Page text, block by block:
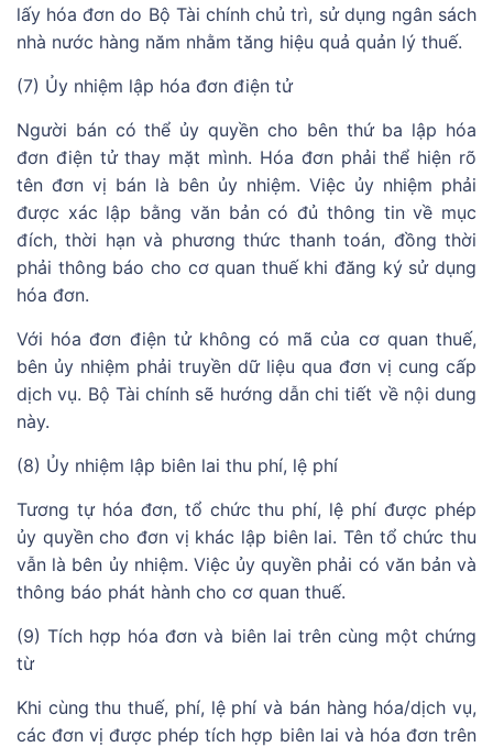
lấy hóa đơn do Bộ Tài chính chủ trì, sử dụng ngân sách
nhà nước hàng năm nhằm tăng hiệu quả quản lý thuế.
(7) Ủy nhiệm lập hóa đơn điện tử
Người bán có thể ủy quyền cho bên thứ ba lập hóa
đơn điện tử thay mặt mình. Hóa đơn phải thể hiện rõ
tên đơn vị bán là bên ủy nhiệm. Việc ủy nhiệm phải
được xác lập bằng văn bản có đủ thông tin về mục
đích, thời hạn và phương thức thanh toán, đồng thời
phải thông báo cho cơ quan thuế khi đăng ký sử dụng
hóa đơn.
Với hóa đơn điện tử không có mã của cơ quan thuế,
bên ủy nhiệm phải truyền dữ liệu qua đơn vị cung cấp
dịch vụ. Bộ Tài chính sẽ hướng dẫn chi tiết về nội dung
này.
(8) Ủy nhiệm lập biên lai thu phí, lệ phí
Tương tự hóa đơn, tổ chức thu phí, lệ phí được phép
ủy quyền cho đơn vị khác lập biên lai. Tên tổ chức thu
vẫn là bên ủy nhiệm. Việc ủy quyền phải có văn bản và
thông báo phát hành cho cơ quan thuế.
(9) Tích hợp hóa đơn và biên lai trên cùng một chứng
từ
Khi cùng thu thuế, phí, lệ phí và bán hàng hóa/dịch vụ,
các đơn vị được phép tích hợp biên lai và hóa đơn trên